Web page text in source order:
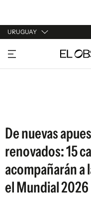
URUGUAY
URUGUAY
ARGENTINA
De nuevas
renovados: 15
acompañarán a
el Mundial 2026